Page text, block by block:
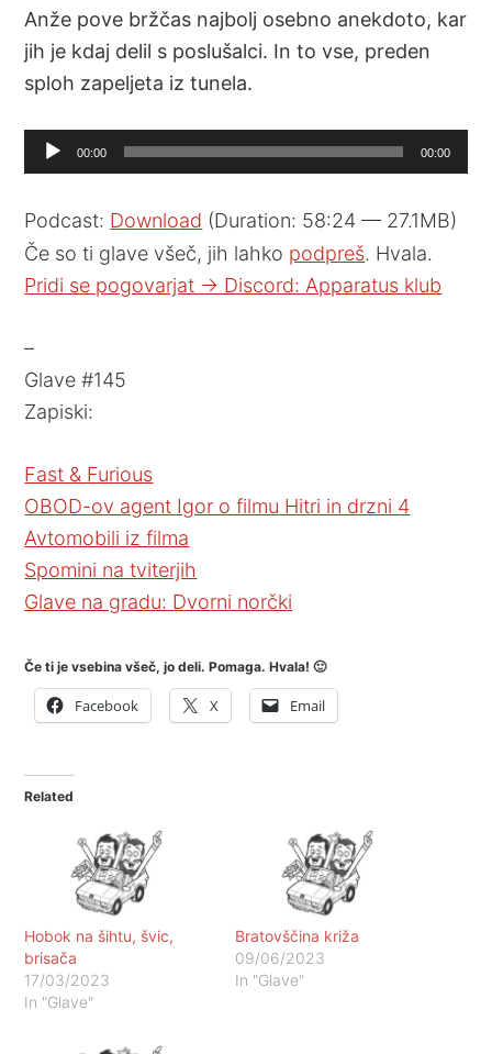
Anže pove bržčas najbolj osebno anekdoto, kar
jih je kdaj delil s poslušalci. In to vse, preden
sploh zapeljeta iz tunela.
Audio
Player
00:00 00:00
Podcast: Download (Duration: 58:24 — 27.1MB)
Če so ti glave všeč, jih lahko podpreš. Hvala.
Pridi se pogovarjat -> Discord: Apparatus klub
–
Glave #145
Zapiski:
Fast & Furious
OBOD-ov agent Igor o filmu Hitri in drzni 4
Avtomobili iz filma
Spomini na tviterjih
Glave na gradu: Dvorni norčki
Če ti je vsebina všeč, jo deli. Pomaga. Hvala! 🙂
Facebook X Email
Related
Hobok na šihtu, švic,
brisača
17/03/2023
In "Glave"
Bratovščina križa
09/06/2023
In "Glave"